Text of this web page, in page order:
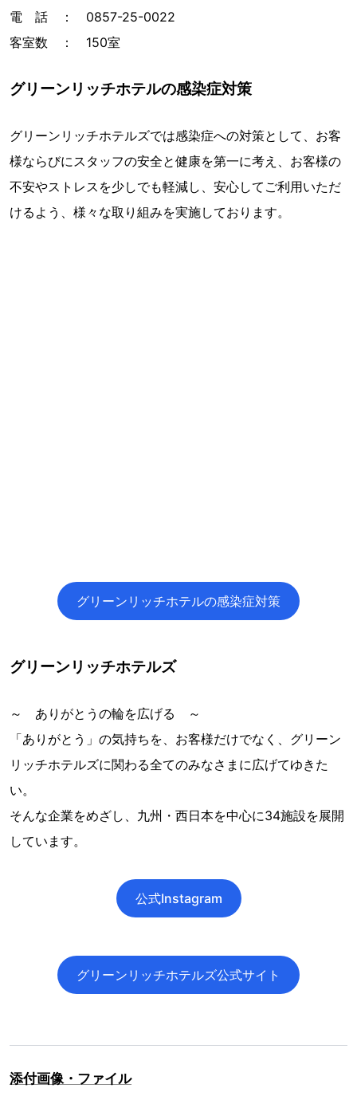
電 話 ： 0857-25-0022
客室数 ： 150室
グリーンリッチホテルの感染症対策
グリーンリッチホテルズでは感染症への対策として、お客
様ならびにスタッフの安全と健康を第一に考え、お客様の
不安やストレスを少しでも軽減し、安心してご利用いただ
けるよう、様々な取り組みを実施しております。
グリーンリッチホテルの感染症対策
グリーンリッチホテルズ
～ ありがとうの輪を広げる ～
「ありがとう」の気持ちを、お客様だけでなく、グリーン
リッチホテルズに関わる全てのみなさまに広げてゆきた
い。
そんな企業をめざし、九州・西日本を中心に34施設を展開
しています。
公式Instagram
グリーンリッチホテルズ公式サイト
添付画像・ファイル